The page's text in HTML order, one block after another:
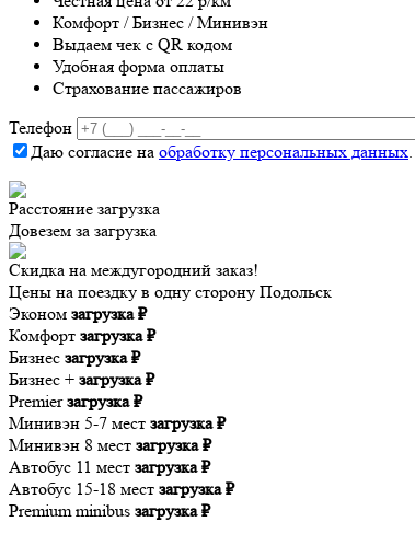
Комфорт / Бизнес / Минивэн
Выдаем чек с QR кодом
Удобная форма оплаты
Страхование пассажиров
Телефон
Даю согласие на обработку персональных данных.
Расстояние загрузка
Довезем за загрузка
Скидка на междугородний заказ!
Цены на поездку в одну сторону Подольск
Эконом загрузка ₽
Комфорт загрузка ₽
Бизнес загрузка ₽
Бизнес + загрузка ₽
Premier загрузка ₽
Минивэн 5-7 мест загрузка ₽
Минивэн 8 мест загрузка ₽
Автобус 11 мест загрузка ₽
Автобус 15-18 мест загрузка ₽
Premium minibus загрузка ₽